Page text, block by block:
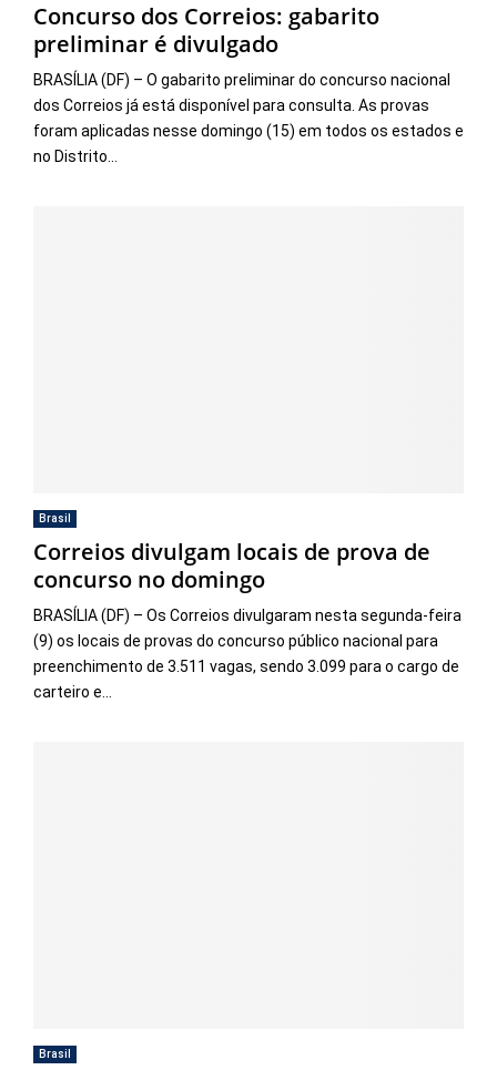
Concurso dos Correios: gabarito
preliminar é divulgado
BRASÍLIA (DF) – O gabarito preliminar do concurso nacional
dos Correios já está disponível para consulta. As provas
foram aplicadas nesse domingo (15) em todos os estados e
no Distrito...
Brasil
Correios divulgam locais de prova de
concurso no domingo
BRASÍLIA (DF) – Os Correios divulgaram nesta segunda-feira
(9) os locais de provas do concurso público nacional para
preenchimento de 3.511 vagas, sendo 3.099 para o cargo de
carteiro e...
Brasil